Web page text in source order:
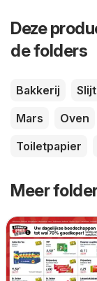
Deze
de folders
Bakkerij
Mars
Oven
Toiletpapier
Meer